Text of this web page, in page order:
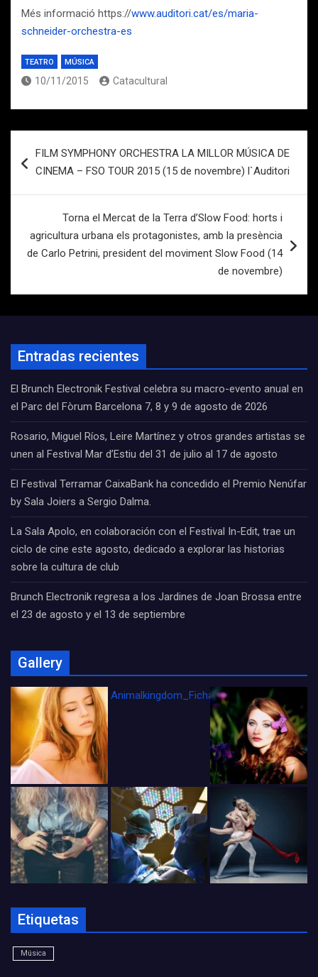
Més informació https://www.auditori.cat/es/maria-
schneider-orchestra-es
TEATRO MÚSICA
10/11/2015 Catacultural
de
FILM SYMPHONY ORCHESTRA LA MILLOR MÚSICA DE
CINEMA – FSO TOUR 2015 (15 de novembre) l`Auditori
Torna el Mercat de la Terra d’Slow Food: horts i
agricultura urbana els protagonistes, amb la presència
de Carlo Petrini, president del moviment Slow Food (14
de novembre)
Entradas recientes
El Brunch Electronik Festival celebra su macro-evento anual en
el Parc del Fòrum Barcelona 7, 8 y 9 de agosto de 2026
Rosario, Miguel Ríos, Leire Martínez y otros grandes artistas se
unen al Festival Mar d’Estiu del 31 de julio al 17 de agosto
El Festival Terramar CaixaBank ha concedido el Premio Nenúfar
by Sala Joiers a Sergio Dalma.
La Sala Apolo, en colaboración con el Festival In-Edit, trae un
ciclo de cine este agosto, dedicado a explorar las historias
sobre la cultura de club
Brunch Electronik regresa a los Jardines de Joan Brossa entre
el 23 de agosto y el 13 de septiembre
Gallery
Animalkingdom_FichaCine
Etiquetas
Música